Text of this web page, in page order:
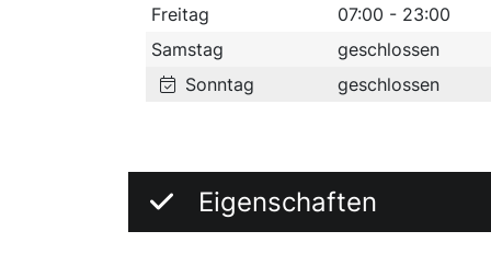
Freitag
07:00 - 23:00
Samstag
geschlossen
Sonntag
geschlossen
Eigenschaften